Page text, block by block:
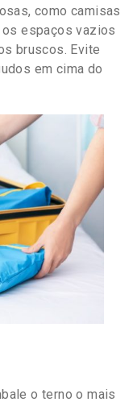
como camisas
os espaços vazios
bruscos. Evite
em cima do
o terno o mais